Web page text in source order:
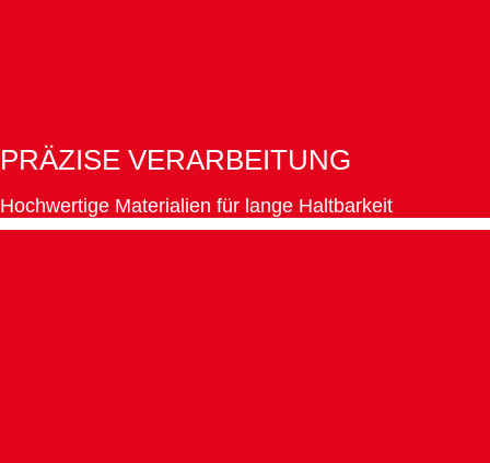
PRÄZISE VERARBEITUNG
Hochwertige Materialien für lange Haltbarkeit